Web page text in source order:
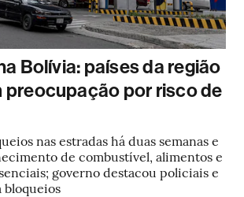
Bolívia: países da região
preocupação por risco de
nas estradas há duas semanas e
de combustível, alimentos e
governo destacou policiais e